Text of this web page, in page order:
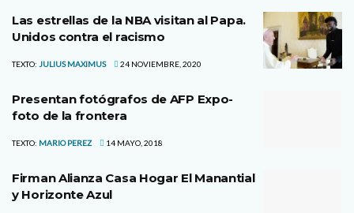
Las estrellas de la NBA visitan al Papa.
Unidos contra el racismo
TEXTO: JULIUS MAXIMUS 24 NOVIEMBRE, 2020
Presentan fotógrafos de AFP Expo-
foto de la frontera
TEXTO: MARIO PEREZ 14 MAYO, 2018
Firman Alianza Casa Hogar El Manantial
y Horizonte Azul